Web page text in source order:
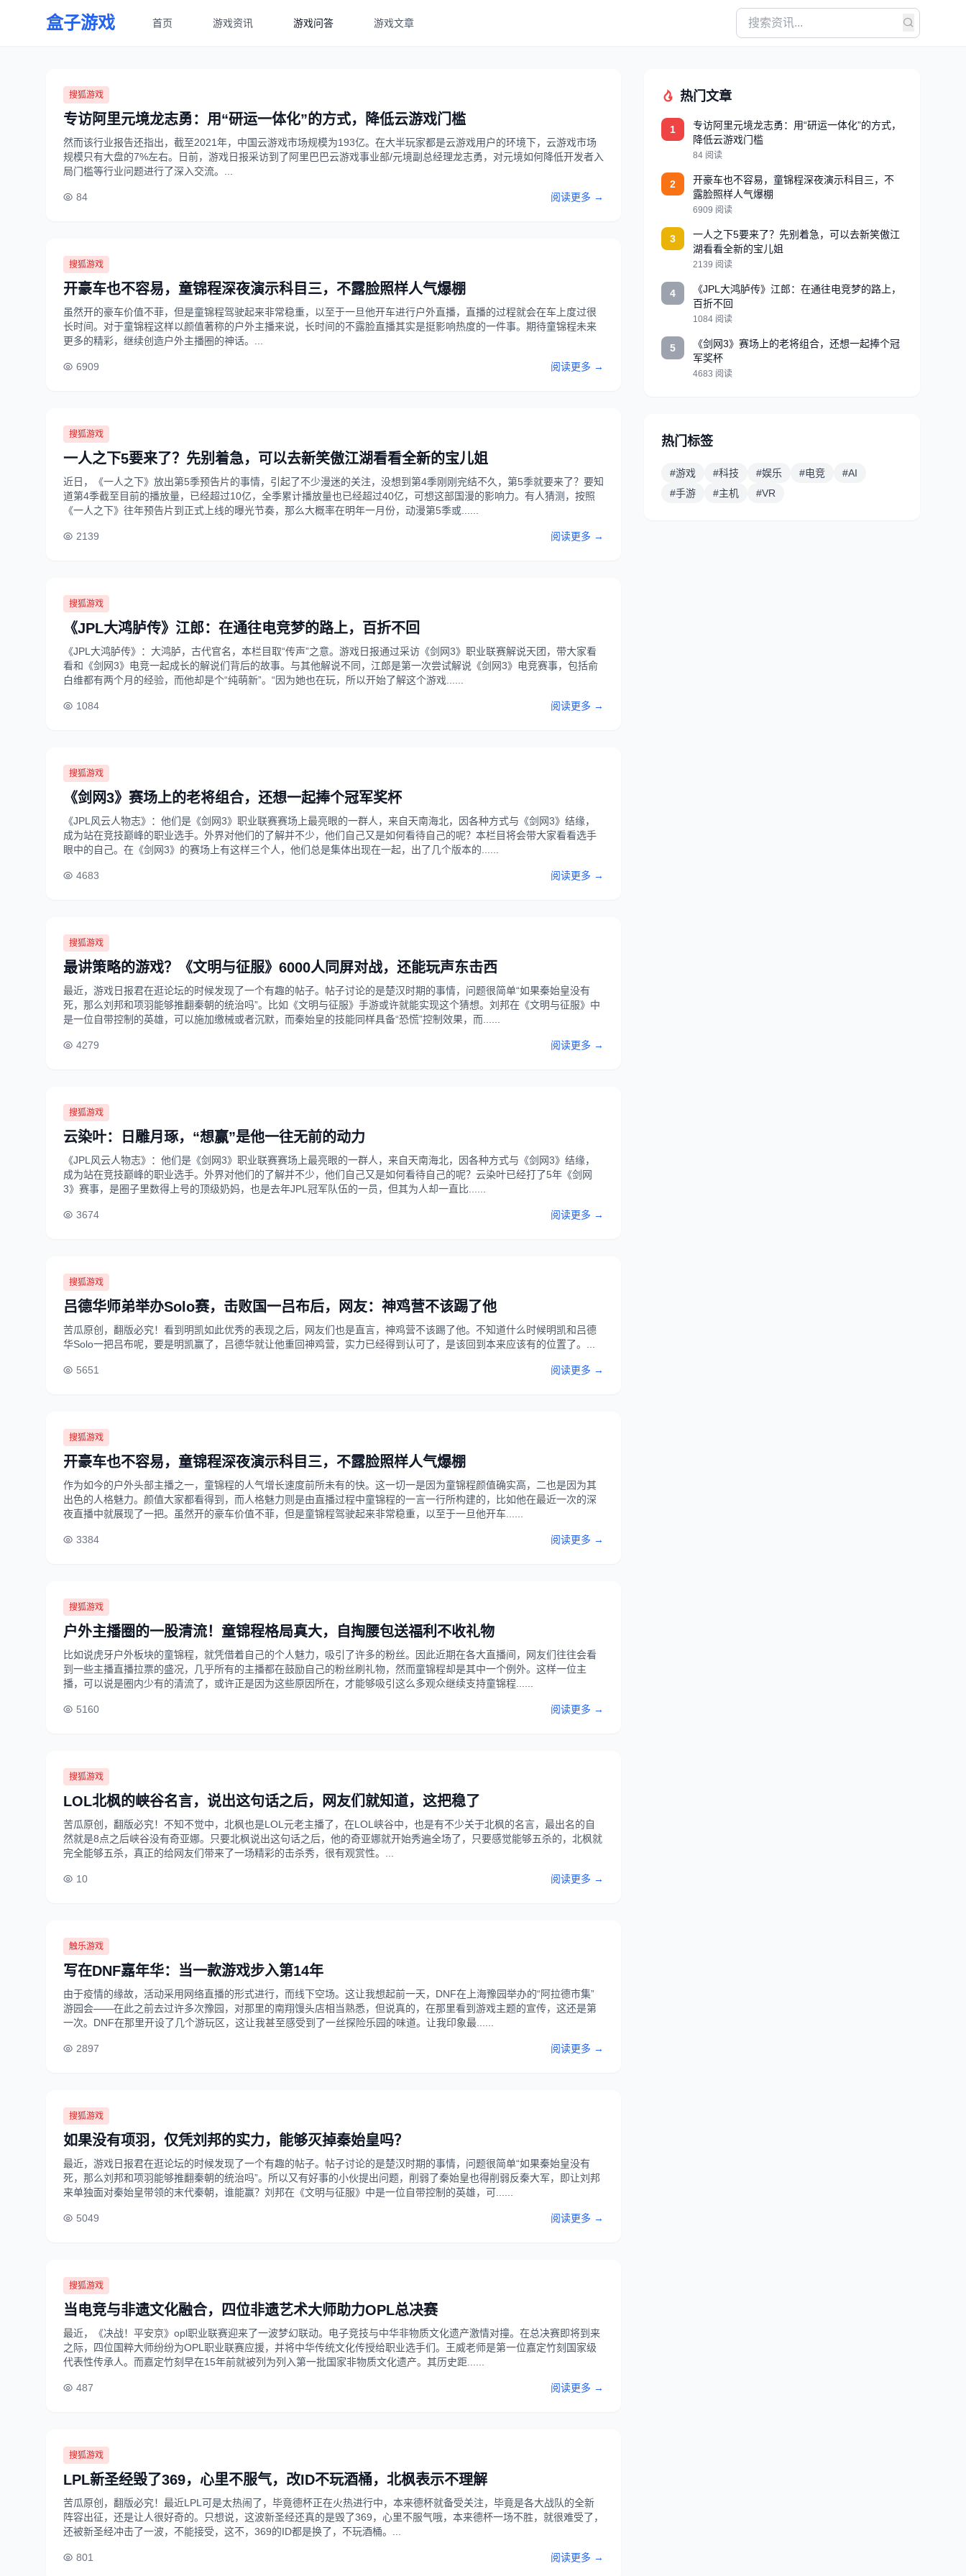
盒子游戏 首页 游戏资讯 游戏问答 游戏文章
搜狐游戏
专访阿里元境龙志勇：用“研运一体化”的方式，降低云游戏门槛
然而该行业报告还指出，截至2021年，中国云游戏市场规模为193亿。在大半玩家都是云游戏用户的环境下，云游戏市场
规模只有大盘的7%左右。日前，游戏日报采访到了阿里巴巴云游戏事业部/元境副总经理龙志勇，对元境如何降低开发者入
局门槛等行业问题进行了深入交流。...
84 阅读更多 →
搜狐游戏
开豪车也不容易，童锦程深夜演示科目三，不露脸照样人气爆棚
虽然开的豪车价值不菲，但是童锦程驾驶起来非常稳重，以至于一旦他开车进行户外直播，直播的过程就会在车上度过很
长时间。对于童锦程这样以颜值著称的户外主播来说，长时间的不露脸直播其实是挺影响热度的一件事。期待童锦程未来
更多的精彩，继续创造户外主播圈的神话。...
6909 阅读更多 →
搜狐游戏
一人之下5要来了？先别着急，可以去新笑傲江湖看看全新的宝儿姐
近日，《一人之下》放出第5季预告片的事情，引起了不少漫迷的关注，没想到第4季刚刚完结不久，第5季就要来了？要知
道第4季截至目前的播放量，已经超过10亿，全季累计播放量也已经超过40亿，可想这部国漫的影响力。有人猜测，按照
《一人之下》往年预告片到正式上线的曝光节奏，那么大概率在明年一月份，动漫第5季或......
2139 阅读更多 →
搜狐游戏
《JPL大鸿胪传》江郎：在通往电竞梦的路上，百折不回
《JPL大鸿胪传》：大鸿胪，古代官名，本栏目取“传声”之意。游戏日报通过采访《剑网3》职业联赛解说天团，带大家看
看和《剑网3》电竞一起成长的解说们背后的故事。与其他解说不同，江郎是第一次尝试解说《剑网3》电竞赛事，包括俞
白维都有两个月的经验，而他却是个“纯萌新”。“因为她也在玩，所以开始了解这个游戏......
1084 阅读更多 →
搜狐游戏
《剑网3》赛场上的老将组合，还想一起捧个冠军奖杯
《JPL风云人物志》：他们是《剑网3》职业联赛赛场上最亮眼的一群人，来自天南海北，因各种方式与《剑网3》结缘，
成为站在竞技巅峰的职业选手。外界对他们的了解并不少，他们自己又是如何看待自己的呢？本栏目将会带大家看看选手
眼中的自己。在《剑网3》的赛场上有这样三个人，他们总是集体出现在一起，出了几个版本的......
4683 阅读更多 →
搜狐游戏
最讲策略的游戏？《文明与征服》6000人同屏对战，还能玩声东击西
最近，游戏日报君在逛论坛的时候发现了一个有趣的帖子。帖子讨论的是楚汉时期的事情，问题很简单“如果秦始皇没有
死，那么刘邦和项羽能够推翻秦朝的统治吗”。比如《文明与征服》手游或许就能实现这个猜想。刘邦在《文明与征服》中
是一位自带控制的英雄，可以施加缴械或者沉默，而秦始皇的技能同样具备“恐慌”控制效果，而......
4279 阅读更多 →
搜狐游戏
云染叶：日雕月琢，“想赢”是他一往无前的动力
《JPL风云人物志》：他们是《剑网3》职业联赛赛场上最亮眼的一群人，来自天南海北，因各种方式与《剑网3》结缘，
成为站在竞技巅峰的职业选手。外界对他们的了解并不少，他们自己又是如何看待自己的呢？云染叶已经打了5年《剑网
3》赛事，是圈子里数得上号的顶级奶妈，也是去年JPL冠军队伍的一员，但其为人却一直比......
3674 阅读更多 →
搜狐游戏
吕德华师弟举办Solo赛，击败国一吕布后，网友：神鸡营不该踢了他
苦瓜原创，翻版必究！看到明凯如此优秀的表现之后，网友们也是直言，神鸡营不该踢了他。不知道什么时候明凯和吕德
华Solo一把吕布呢，要是明凯赢了，吕德华就让他重回神鸡营，实力已经得到认可了，是该回到本来应该有的位置了。...
5651 阅读更多 →
搜狐游戏
开豪车也不容易，童锦程深夜演示科目三，不露脸照样人气爆棚
作为如今的户外头部主播之一，童锦程的人气增长速度前所未有的快。这一切一是因为童锦程颜值确实高，二也是因为其
出色的人格魅力。颜值大家都看得到，而人格魅力则是由直播过程中童锦程的一言一行所构建的，比如他在最近一次的深
夜直播中就展现了一把。虽然开的豪车价值不菲，但是童锦程驾驶起来非常稳重，以至于一旦他开车......
3384 阅读更多 →
搜狐游戏
户外主播圈的一股清流！童锦程格局真大，自掏腰包送福利不收礼物
比如说虎牙户外板块的童锦程，就凭借着自己的个人魅力，吸引了许多的粉丝。因此近期在各大直播间，网友们往往会看
到一些主播直播拉票的盛况，几乎所有的主播都在鼓励自己的粉丝刷礼物，然而童锦程却是其中一个例外。这样一位主
播，可以说是圈内少有的清流了，或许正是因为这些原因所在，才能够吸引这么多观众继续支持童锦程......
5160 阅读更多 →
搜狐游戏
LOL北枫的峡谷名言，说出这句话之后，网友们就知道，这把稳了
苦瓜原创，翻版必究！不知不觉中，北枫也是LOL元老主播了，在LOL峡谷中，也是有不少关于北枫的名言，最出名的自
然就是8点之后峡谷没有奇亚娜。只要北枫说出这句话之后，他的奇亚娜就开始秀遍全场了，只要感觉能够五杀的，北枫就
完全能够五杀，真正的给网友们带来了一场精彩的击杀秀，很有观赏性。...
10 阅读更多 →
触乐游戏
写在DNF嘉年华：当一款游戏步入第14年
由于疫情的缘故，活动采用网络直播的形式进行，而线下空场。这让我想起前一天，DNF在上海豫园举办的“阿拉德市集”
游园会——在此之前去过许多次豫园，对那里的南翔馒头店相当熟悉，但说真的，在那里看到游戏主题的宣传，这还是第
一次。DNF在那里开设了几个游玩区，这让我甚至感受到了一丝探险乐园的味道。让我印象最......
2897 阅读更多 →
搜狐游戏
如果没有项羽，仅凭刘邦的实力，能够灭掉秦始皇吗？
最近，游戏日报君在逛论坛的时候发现了一个有趣的帖子。帖子讨论的是楚汉时期的事情，问题很简单“如果秦始皇没有
死，那么刘邦和项羽能够推翻秦朝的统治吗”。所以又有好事的小伙提出问题，削弱了秦始皇也得削弱反秦大军，即让刘邦
来单独面对秦始皇带领的末代秦朝，谁能赢？刘邦在《文明与征服》中是一位自带控制的英雄，可......
5049 阅读更多 →
搜狐游戏
当电竞与非遗文化融合，四位非遗艺术大师助力OPL总决赛
最近，《决战！平安京》opl职业联赛迎来了一波梦幻联动。电子竞技与中华非物质文化遗产激情对撞。在总决赛即将到来
之际，四位国粹大师纷纷为OPL职业联赛应援，并将中华传统文化传授给职业选手们。王威老师是第一位嘉定竹刻国家级
代表性传承人。而嘉定竹刻早在15年前就被列为列入第一批国家非物质文化遗产。其历史距......
487 阅读更多 →
搜狐游戏
LPL新圣经毁了369，心里不服气，改ID不玩酒桶，北枫表示不理解
苦瓜原创，翻版必究！最近LPL可是太热闹了，毕竟德杯正在火热进行中，本来德杯就备受关注，毕竟是各大战队的全新
阵容出征，还是让人很好奇的。只想说，这波新圣经还真的是毁了369，心里不服气哦，本来德杯一场不胜，就很难受了，
还被新圣经冲击了一波，不能接受，这不，369的ID都是换了，不玩酒桶。...
801 阅读更多 →
热门文章
1
专访阿里元境龙志勇：用“研运一体化”的方式，
降低云游戏门槛
84 阅读
2
开豪车也不容易，童锦程深夜演示科目三，不
露脸照样人气爆棚
6909 阅读
3
一人之下5要来了？先别着急，可以去新笑傲江
湖看看全新的宝儿姐
2139 阅读
4
《JPL大鸿胪传》江郎：在通往电竞梦的路上，
百折不回
1084 阅读
5
《剑网3》赛场上的老将组合，还想一起捧个冠
军奖杯
4683 阅读
热门标签
#游戏 #科技 #娱乐 #电竞
#AI
#手游
#主机 #VR